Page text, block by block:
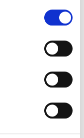
für die
ten
und